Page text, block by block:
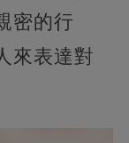
密的行
來表達對